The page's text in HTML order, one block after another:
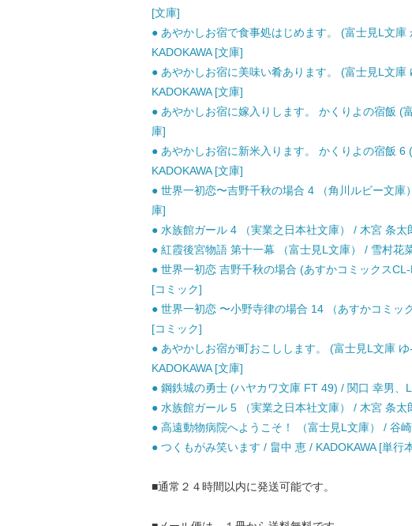
[文庫]
● あやかしお宿で食事処はじめます。 (富士見L文
KADOKAWA [文庫]
● あやかしお宿に美味い肴あります。 (富士見L文
KADOKAWA [文庫]
● あやかしお宿に嫁入りします。 かくりよの宿飯 (
庫]
● あやかしお宿に新米入ります。 かくりよの宿飯
KADOKAWA [文庫]
● 世界一初恋〜吉野千秋の場合 4 （角川ルビー文
庫]
● 水族館ガール 4 （実業之日本社文庫） / 木宮 条太
● 紅霞後宮物語 第十一幕 （富士見L文庫） / 雪村花
● 世界一初恋 吉野千秋の場合 (あすかコミックス
[コミック]
● 世界一初恋 〜小野寺律の場合 14 （あすかコミッ
[コミック]
● あやかしお宿が町おこしします。 (富士見L文庫
KADOKAWA [文庫]
● 鋼鉄城の勇士 (ハヤカワ文庫 FT 49) / 関口 幸男、
● 水族館ガール 5 （実業之日本社文庫） / 木宮 条太
● 高遠動物病院へようこそ！ （富士見L文庫） / 谷
● つくもがみ笑います / 畠中 恵 / KADOKAWA [単行
■通常２４時間以内に発送可能です。